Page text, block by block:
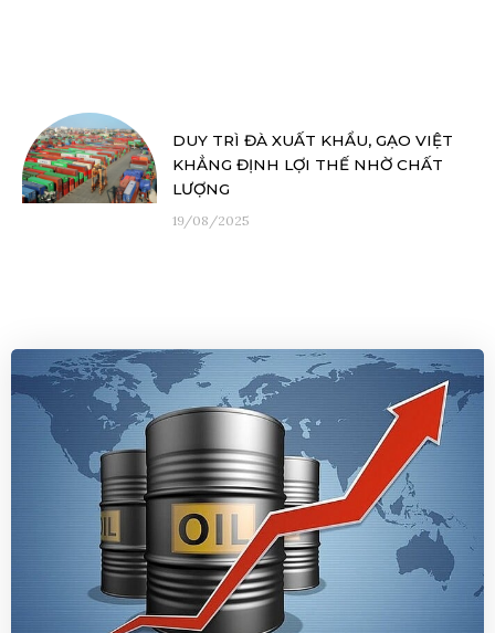
DUY TRÌ ĐÀ XUẤT KHẨU, GẠO VIỆT
KHẲNG ĐỊNH LỢI THẾ NHỜ CHẤT
LƯỢNG
19/08/2025